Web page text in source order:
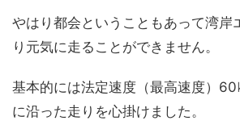
やはり都会ということもあって湾岸
り元気に走ることができません。
基本的には法定速度（最高速度）
に沿った走りを心掛けました。